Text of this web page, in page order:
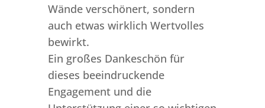
Wände verschönert, sondern
auch etwas wirklich Wertvolles
bewirkt.
Ein großes Dankeschön für
dieses beeindruckende
Engagement und die